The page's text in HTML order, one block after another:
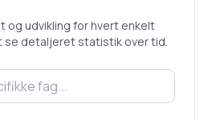
og udvikling for hvert enkelt
se detaljeret statistik over tid.